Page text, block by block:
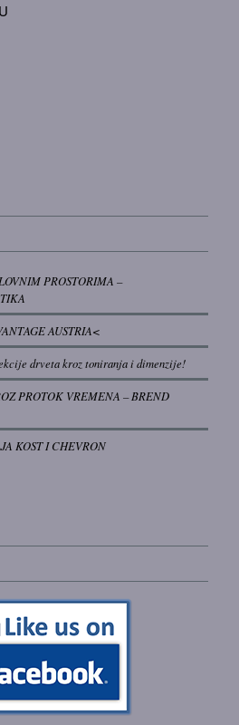
PROSTORIMA –
AUSTRIA<
drveta kroz toniranja i dimenzije!
PROTOK VREMENA – BREND
KOST I CHEVRON